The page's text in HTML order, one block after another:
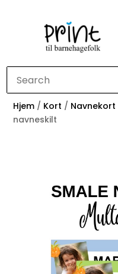
Hjem / Kort / Navnekort
navneskilt